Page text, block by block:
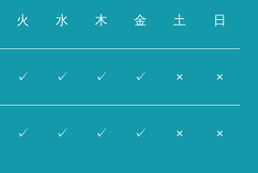
火 水 木 金 土 日
✓ ✓ ✓ ✓ × ×
✓ ✓ ✓ ✓ × ×